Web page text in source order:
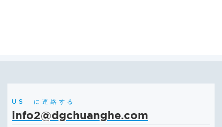
US に連絡する
info2@dgchuanghe.com